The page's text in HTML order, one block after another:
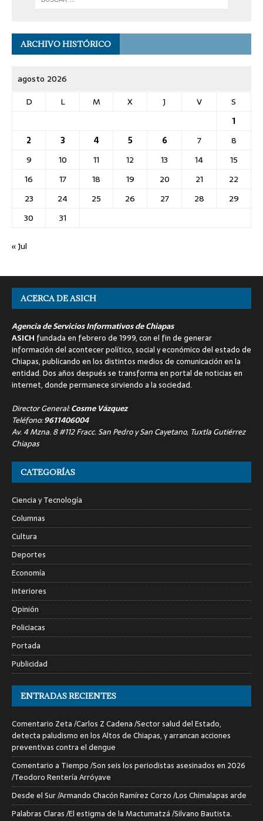
ARCHIVO HISTÓRICO
agosto 2026
D
L M X J V
S
1
2
3 4 5 6 7
8
9
10 11 12 13 14
15
16
17 18 19 20 21
22
23
24 25 26 27 28
29
30
31
« Jul
ACERCA DE ASICH
Agencia de Servicios Informativos de Chiapas
ASICH fundada en febrero de 1999, con el fin de generar
información del acontecer político, social y económico del estado de
Chiapas, publicando en los distintos medios de comunicación en la
entidad. Dos años después se transforma en portal de noticias en
internet, donde permanece sirviendo a la sociedad.
Director General:Cosme Vázquez
Teléfono:9611406004
Av. 4 Mzna. 8 #112 Fracc. San Pedro y San Cayetano, Tuxtla Gutiérrez
Chiapas
CATEGORÍAS
Ciencia y Tecnología
Columnas
Cultura
Deportes
Economía
Interiores
Opinión
Policiacas
Portada
Publicidad
ENTRADAS RECIENTES
Comentario Zeta /Carlos Z Cadena /Sector salud del Estado,
detecta paludismo en los Altos de Chiapas, y arrancan acciones
preventivas contra el dengue
Comentario a Tiempo /Son seis los periodistas asesinados en 2026
/Teodoro Rentería Arróyave
Desde el Sur /Armando Chacón Ramírez Corzo /Los Chimalapas arde
Palabras Claras /El estigma de la Mactumatzá /Silvano Bautista.